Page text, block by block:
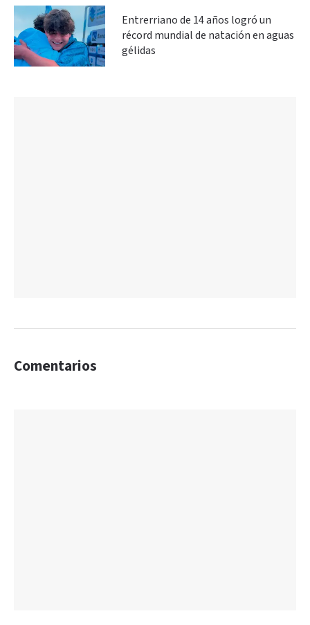
Entrerriano de 14 años logró un
récord mundial de natación en aguas
gélidas
Comentarios